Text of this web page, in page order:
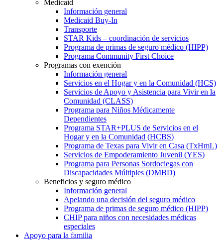
Medicaid
Información general
Medicaid Buy-In
Transporte
STAR Kids – coordinación de servicios
Programa de primas de seguro médico (HIPP)
Programa Community First Choice
Programas con exención
Información general
Servicios en el Hogar y en la Comunidad (HCS)
Servicios de Apoyo y Asistencia para Vivir en la
Comunidad (CLASS)
Programa para Niños Médicamente
Dependientes
Programa STAR+PLUS de Servicios en el
Hogar y en la Comunidad (HCBS)
Programa de Texas para Vivir en Casa (TxHmL)
Servicios de Empoderamiento Juvenil (YES)
Programa para Personas Sordociegas con
Discapacidades Múltiples (DMBD)
Beneficios y seguro médico
Información general
Apelando una decisión del seguro médico
Programa de primas de seguro médico (HIPP)
CHIP para niños con necesidades médicas
especiales
Apoyo para la familia